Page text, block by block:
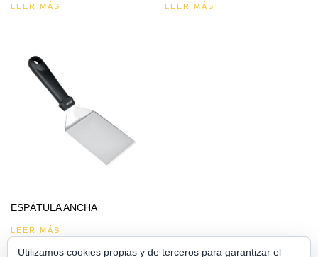
LEER MÁS LEER MÁS
ESPÁTULA ANCHA
LEER MÁS
Utilizamos cookies propias y de terceros para garantizar el